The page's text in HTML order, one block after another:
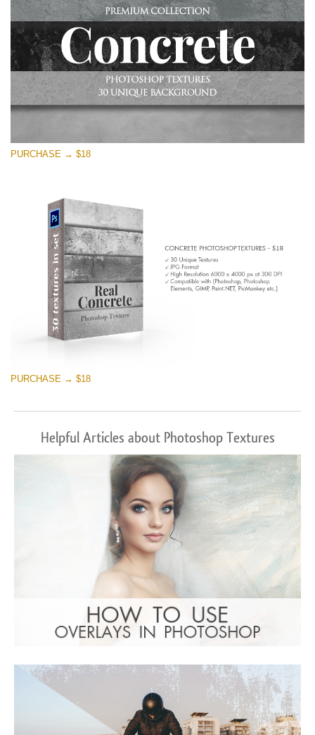
(30 Overlays)
Large 6000*4000px
Entire Collection
(1783 Overlays)
Large 6000*4000px
無料ダウンロード
PURCHASE → $18
PURCHASE → $18
Helpful Articles about Photoshop Textures